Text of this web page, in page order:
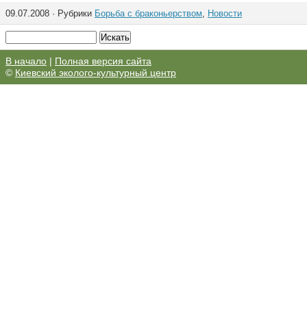
09.07.2008 · Рубрики Борьба с браконьерством, Новости
В начало | Полная версия сайта
© Киевский эколого-культурный центр